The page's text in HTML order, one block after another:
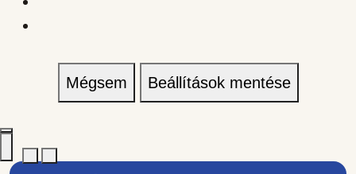
Mégsem Beállítások mentése